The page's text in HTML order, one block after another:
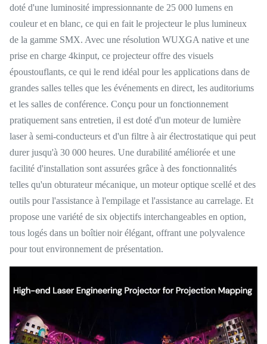
doté d'une luminosité impressionnante de 25 000 lumens en
couleur et en blanc, ce qui en fait le projecteur le plus lumineux
de la gamme SMX. Avec une résolution WUXGA native et une
prise en charge 4kinput, ce projecteur offre des visuels
époustouflants, ce qui le rend idéal pour les applications dans de
grandes salles telles que les événements en direct, les auditoriums
et les salles de conférence. Conçu pour un fonctionnement
pratiquement sans entretien, il est doté d'un moteur de lumière
laser à semi-conducteurs et d'un filtre à air électrostatique qui peut
durer jusqu'à 30 000 heures. Une durabilité améliorée et une
facilité d'installation sont assurées grâce à des fonctionnalités
telles qu'un obturateur mécanique, un moteur optique scellé et des
outils pour l'assistance à l'empilage et l'assistance au carrelage. Et
propose une variété de six objectifs interchangeables en option,
tous logés dans un boîtier noir élégant, offrant une polyvalence
pour tout environnement de présentation.